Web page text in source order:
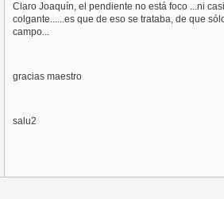
Claro Joaquín, el pendiente no está foco ...ni
colgante......es que de eso se trataba, de que
campo...
gracias maestro
salu2